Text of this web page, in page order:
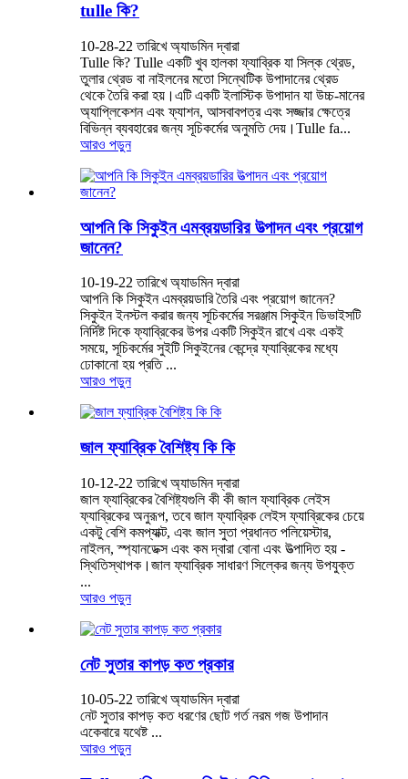
tulle কি?
10-28-22 তারিখে অ্যাডমিন দ্বারা
Tulle কি? Tulle একটি খুব হালকা ফ্যাব্রিক যা সিল্ক থ্রেড,
তুলার থ্রেড বা নাইলনের মতো সিন্থেটিক উপাদানের থ্রেড
থেকে তৈরি করা হয়।এটি একটি ইলাস্টিক উপাদান যা উচ্চ-মানের
অ্যাপ্লিকেশন এবং ফ্যাশন, আসবাবপত্র এবং সজ্জার ক্ষেত্রে
বিভিন্ন ব্যবহারের জন্য সূচিকর্মের অনুমতি দেয়।Tulle fa...
আরও পড়ুন
আপনি কি সিকুইন এমব্রয়ডারির ​​উত্পাদন এবং প্রয়োগ
জানেন?
10-19-22 তারিখে অ্যাডমিন দ্বারা
আপনি কি সিকুইন এমব্রয়ডারি তৈরি এবং প্রয়োগ জানেন?
সিকুইন ইনস্টল করার জন্য সূচিকর্মের সরঞ্জাম সিকুইন ডিভাইসটি
নির্দিষ্ট দিকে ফ্যাব্রিকের উপর একটি সিকুইন রাখে এবং একই
সময়ে, সূচিকর্মের সুইটি সিকুইনের কেন্দ্রে ফ্যাব্রিকের মধ্যে
ঢোকানো হয় প্রতি ...
আরও পড়ুন
জাল ফ্যাব্রিক বৈশিষ্ট্য কি কি
10-12-22 তারিখে অ্যাডমিন দ্বারা
জাল ফ্যাব্রিকের বৈশিষ্ট্যগুলি কী কী জাল ফ্যাব্রিক লেইস
ফ্যাব্রিকের অনুরূপ, তবে জাল ফ্যাব্রিক লেইস ফ্যাব্রিকের চেয়ে
একটু বেশি কমপ্যাক্ট, এবং জাল সুতা প্রধানত পলিয়েস্টার,
নাইলন, স্প্যানডেক্স এবং কম দ্বারা বোনা এবং উত্পাদিত হয় -
স্থিতিস্থাপক।জাল ফ্যাব্রিক সাধারণ সিল্কের জন্য উপযুক্ত
...
আরও পড়ুন
নেট সুতার কাপড় কত প্রকার
10-05-22 তারিখে অ্যাডমিন দ্বারা
নেট সুতার কাপড় কত ধরণের ছোট গর্ত নরম গজ উপাদান
একেবারে যথেষ্ট ...
আরও পড়ুন